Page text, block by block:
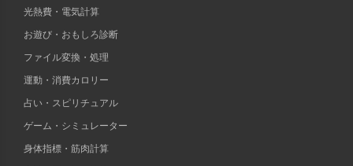
光熱費・電気計算
お遊び・おもしろ診断
ファイル変換・処理
運動・消費カロリー
占い・スピリチュアル
ゲーム・シミュレーター
身体指標・筋肉計算